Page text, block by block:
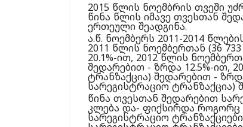
2015 წლის ნოემბრის თვეში
წინა წლის იმავე თვესთან
ერთეული შეადგინა.
ა.წ. ნოემბერს 2011-2014
2011 წლის ნოემბერთან (36
20.1%-ით, 2012 წლის
შედარებით - ზრდა 12.5%-ით,
ტრანზაქცია) შედარებით -
სარეგისტრაციო ტრანზაქცია)
წინა თვესთან შედარებით
კლება და- ფიქსირდა როგორც
სარეგისტრაციო